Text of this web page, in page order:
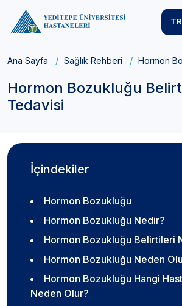
TR
Ana Sayfa Sağlık Rehberi Hormon
Hormon Bozukluğu
Tedavisi
İçindekiler
Hormon Bozukluğu
Hormon Bozukluğu Nedir?
Hormon Bozukluğu Belirtileri
Hormon Bozukluğu Neden
Hormon Bozukluğu Hangi
Neden Olur?